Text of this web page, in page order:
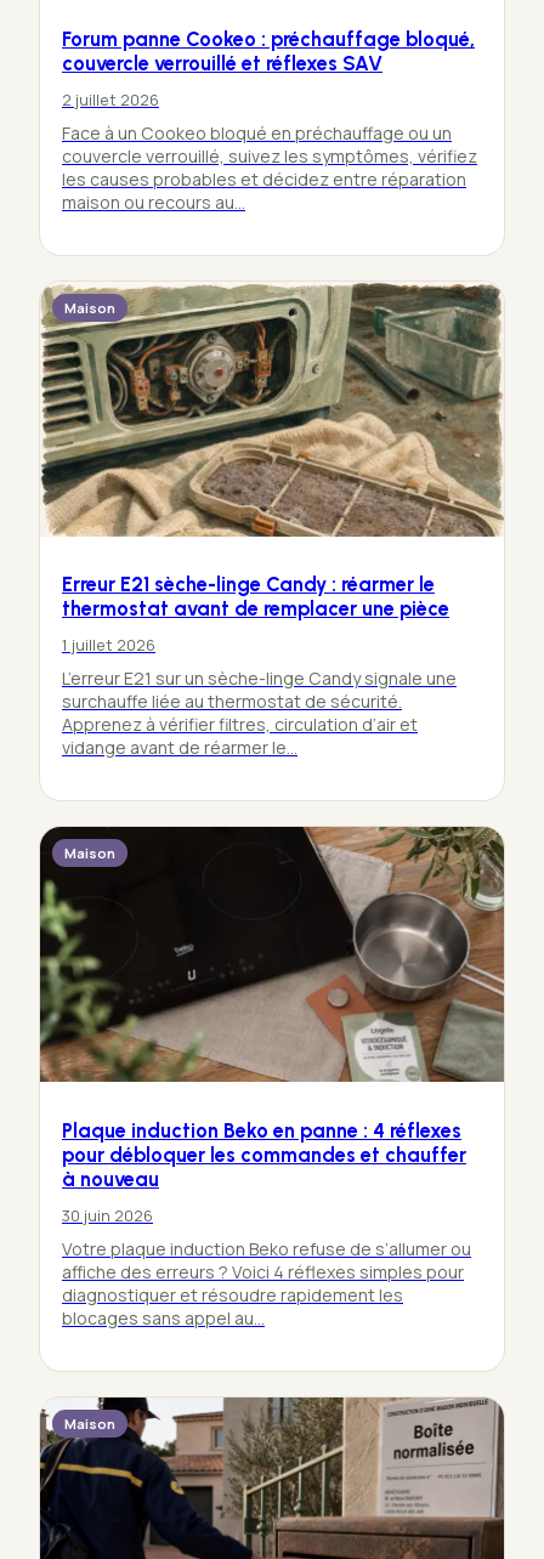
Forum panne Cookeo : préchauffage bloqué,
couvercle verrouillé et réflexes SAV
2 juillet 2026
Face à un Cookeo bloqué en préchauffage ou un
couvercle verrouillé, suivez les symptômes, vérifiez
les causes probables et décidez entre réparation
maison ou recours au…
Maison
Erreur E21 sèche-linge Candy : réarmer le
thermostat avant de remplacer une pièce
1 juillet 2026
L’erreur E21 sur un sèche-linge Candy signale une
surchauffe liée au thermostat de sécurité.
Apprenez à vérifier filtres, circulation d’air et
vidange avant de réarmer le…
Maison
Plaque induction Beko en panne : 4 réflexes
pour débloquer les commandes et chauffer
à nouveau
30 juin 2026
Votre plaque induction Beko refuse de s’allumer ou
affiche des erreurs ? Voici 4 réflexes simples pour
diagnostiquer et résoudre rapidement les
blocages sans appel au…
Maison